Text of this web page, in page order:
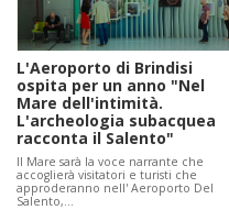
L'Aeroporto di Brindisi
ospita per un anno "Nel
Mare dell'intimità.
L'archeologia subacquea
racconta il Salento"
Il Mare sarà la voce narrante che
accoglierà visitatori e turisti che
approderanno nell' Aeroporto Del
Salento,…